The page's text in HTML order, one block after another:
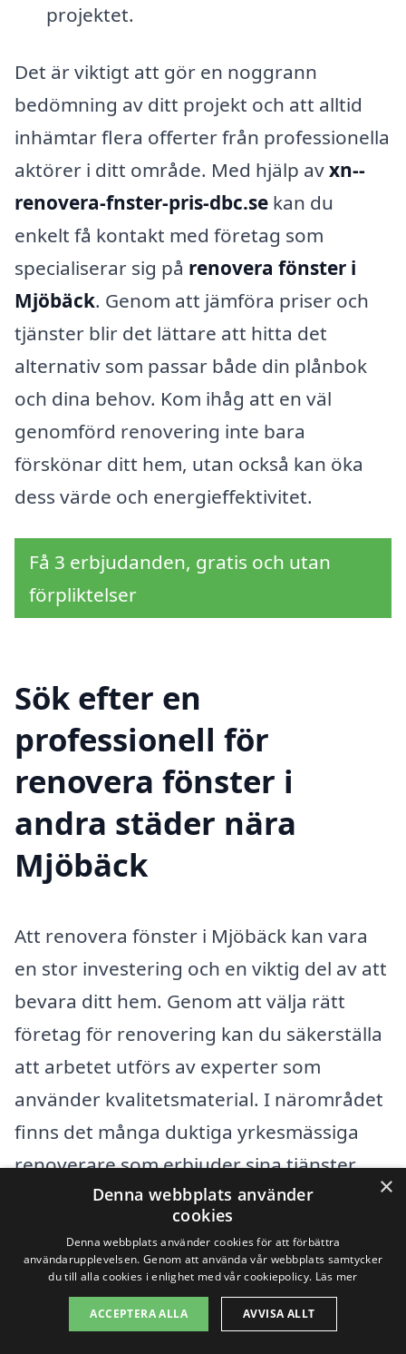
projektet.
Det är viktigt att gör en noggrann
bedömning av ditt projekt och att alltid
inhämtar flera offerter från professionella
aktörer i ditt område. Med hjälp avxn--
renovera-fnster-pris-dbc.se kan du
enkelt få kontakt med företag som
specialiserar sig på renovera fönster i
Mjöbäck. Genom att jämföra priser och
tjänster blir det lättare att hitta det
alternativ som passar både din plånbok
och dina behov. Kom ihåg att en väl
genomförd renovering inte bara
förskönar ditt hem, utan också kan öka
dess värde och energieffektivitet.
Få 3 erbjudanden, gratis och utan
förpliktelser
Sök efter en
professionell för
renovera fönster i
andra städer nära
Mjöbäck
Att renovera fönster i Mjöbäck kan vara
en stor investering och en viktig del av att
bevara ditt hem. Genom att välja rätt
företag för renovering kan du säkerställa
att arbetet utförs av experter som
använder kvalitetsmaterial. I närområdet
finns det många duktiga yrkesmässiga
renoverare som erbjuder sina tjänster.
Om du letar efter hjälp, överväg att söka
även i närliggande städer som
Grimsås, Tallebo,Bollebygd, Jäla, och
Svenljungaför att få en helhetslösning
och eventuellt bättre alternativ.
×
Denna webbplats använder
cookies
Denna webbplats använder cookies för att förbättra
användarupplevelsen. Genom att använda vår webbplats samtycker
du till alla cookies i enlighet med vår cookiepolicy. Läs mer
ACCEPTERA ALLA AVVISA ALLT